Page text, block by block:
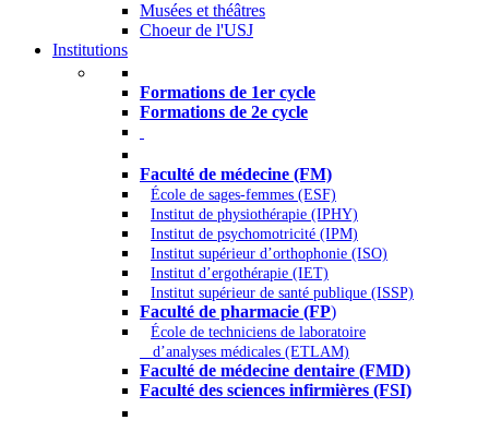
Musées et théâtres
Choeur de l'USJ
Institutions
Formations de 1er cycle
Formations de 2e cycle
Faculté de médecine (FM)
École de sages-femmes (ESF)
Institut de physiothérapie (IPHY)
Institut de psychomotricité (IPM)
Institut supérieur d’orthophonie (ISO)
Institut d’ergothérapie (IET)
Institut supérieur de santé publique (ISSP)
Faculté de pharmacie (FP)
École de techniciens de laboratoire
d’analyses médicales (ETLAM)
Faculté de médecine dentaire (FMD)
Faculté des sciences infirmières (FSI)